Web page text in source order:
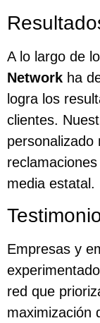
A lo largo de
Network ha
logra los
clientes.
personalizado
media estatal.
Empresas y
red que
maximización